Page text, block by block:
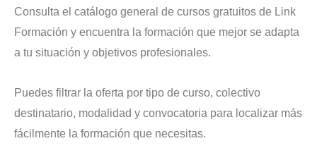
Consulta el catálogo general de cursos gratuitos de Link
Formación y encuentra la formación que mejor se adapta
a tu situación y objetivos profesionales.
Puedes filtrar la oferta por tipo de curso, colectivo
destinatario, modalidad y convocatoria para localizar más
fácilmente la formación que necesitas.